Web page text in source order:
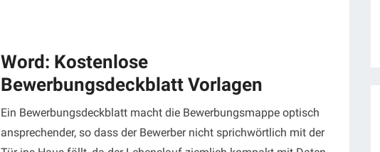
Word: Kostenlose
Bewerbungsdeckblatt Vorlagen
Ein Bewerbungsdeckblatt macht die Bewerbungsmappe optisch
ansprechender, so dass der Bewerber nicht sprichwörtlich mit der